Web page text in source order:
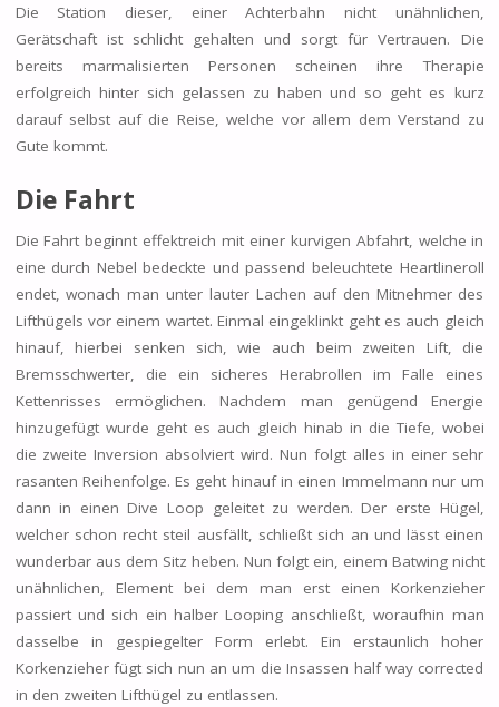
Die Station dieser, einer Achterbahn nicht unähnlichen,
Gerätschaft ist schlicht gehalten und sorgt für Vertrauen. Die
bereits marmalisierten Personen scheinen ihre Therapie
erfolgreich hinter sich gelassen zu haben und so geht es kurz
darauf selbst auf die Reise, welche vor allem dem Verstand zu
Gute kommt.
Die Fahrt
Die Fahrt beginnt effektreich mit einer kurvigen Abfahrt, welche in
eine durch Nebel bedeckte und passend beleuchtete Heartlineroll
endet, wonach man unter lauter Lachen auf den Mitnehmer des
Lifthügels vor einem wartet. Einmal eingeklinkt geht es auch gleich
hinauf, hierbei senken sich, wie auch beim zweiten Lift, die
Bremsschwerter, die ein sicheres Herabrollen im Falle eines
Kettenrisses ermöglichen. Nachdem man genügend Energie
hinzugefügt wurde geht es auch gleich hinab in die Tiefe, wobei
die zweite Inversion absolviert wird. Nun folgt alles in einer sehr
rasanten Reihenfolge. Es geht hinauf in einen Immelmann nur um
dann in einen Dive Loop geleitet zu werden. Der erste Hügel,
welcher schon recht steil ausfällt, schließt sich an und lässt einen
wunderbar aus dem Sitz heben. Nun folgt ein, einem Batwing nicht
unähnlichen, Element bei dem man erst einen Korkenzieher
passiert und sich ein halber Looping anschließt, woraufhin man
dasselbe in gespiegelter Form erlebt. Ein erstaunlich hoher
Korkenzieher fügt sich nun an um die Insassen half way corrected
in den zweiten Lifthügel zu entlassen.